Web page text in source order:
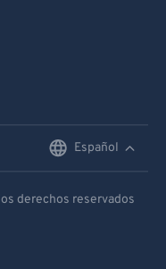
Español
derechos reservados